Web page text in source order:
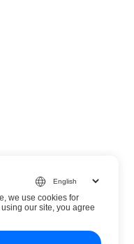
we use cookies for
our site, you agree